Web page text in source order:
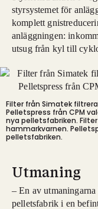
styrsystemet för
komplett
anläggningen:
utsug från kyl till
Filter från Simatek
Pelletspress från CPM
nya pelletsfabriken.
hammarkvarnen.
pelletsfabriken.
Utmaning
– En av
pelletsfabrik i en